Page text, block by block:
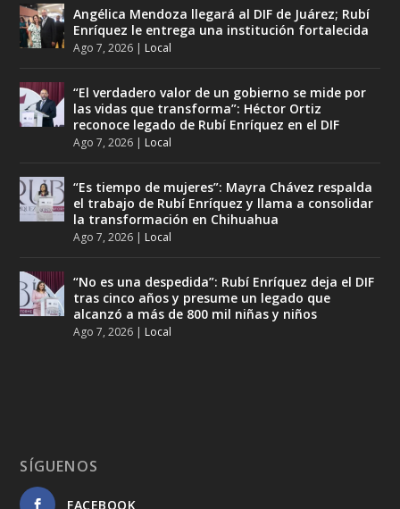
Angélica Mendoza llegará al DIF de Juárez; Rubí
Enríquez le entrega una institución fortalecida
Ago 7, 2026 | Local
“El verdadero valor de un gobierno se mide por
las vidas que transforma”: Héctor Ortiz
reconoce legado de Rubí Enríquez en el DIF
Ago 7, 2026 | Local
“Es tiempo de mujeres”: Mayra Chávez respalda
el trabajo de Rubí Enríquez y llama a consolidar
la transformación en Chihuahua
Ago 7, 2026 | Local
“No es una despedida”: Rubí Enríquez deja el DIF
tras cinco años y presume un legado que
alcanzó a más de 800 mil niñas y niños
Ago 7, 2026 | Local
SÍGUENOS
FACEBOOK